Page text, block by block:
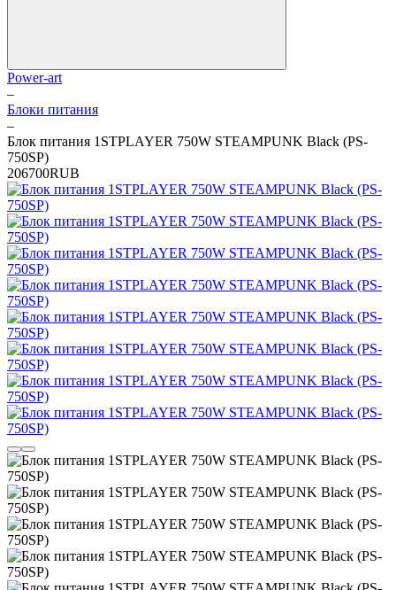
Power-art
–
Блоки питания
–
Блок питания 1STPLAYER 750W STEAMPUNK Black (PS-
750SP)
206700RUB